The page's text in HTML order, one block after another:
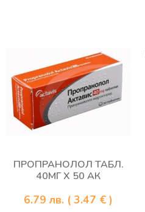
ПРОПРАНОЛОЛ ТАБЛ.
40МГ Х 50 АК
6.79 лв. ( 3.47 € )